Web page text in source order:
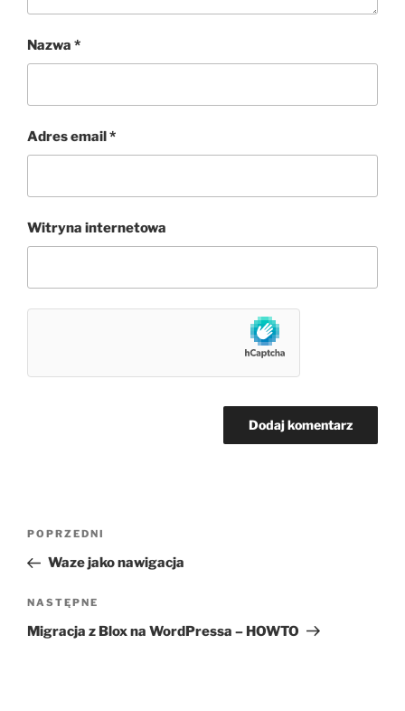
Nazwa *
Adres email *
Witryna internetowa
Nawigacja
Poprzedni
wpis
POPRZEDNI
Waze jako nawigacja
Następny
wpis
NASTĘPNE
Migracja z Blox na WordPressa – HOWTO